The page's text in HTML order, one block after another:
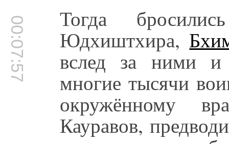
00:07:57 Тогда
Юдхиштхира,
вслед за ними
многие тысячи
окружённому
Кауравов,